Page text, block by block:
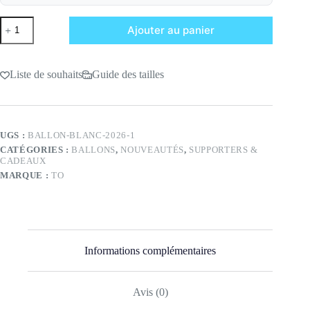
quantité
de
Ballon
2026
Ajouter au panier
Liste de souhaits Guide des tailles
UGS : BALLON-BLANC-2026-1
CATÉGORIES :BALLONS,NOUVEAUTÉS, SUPPORTERS &
CADEAUX
MARQUE : TO
Informations complémentaires
Avis (0)